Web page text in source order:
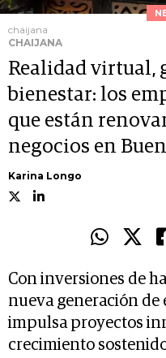
chaijana
CHAIJANA
Realidad virtual,
bienestar: los
que están
negocios en
Karina Longo
Con inversiones de
nueva generación
impulsa proyectos
crecimiento